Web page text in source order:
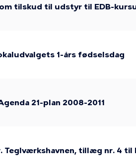
tilskud til udstyr til EDB-
1-års fødselsdag
21-plan 2008-2011
Teglværkshavnen, tillæg nr. 4